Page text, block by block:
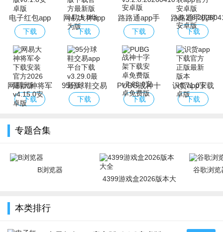
电子红包app
官方版
下载
网易大神app
华为版下载官
方最新版
下载
路路通app手
机版
下载
路路通手机时
刻表app官方
安卓版
下载
网易大神将军
令下载安装官
下载
95分球鞋交易
app平台下载
下载
PUBG战神十
字架下载安卓
下载
识货app下载
官方正版最新
下载
专题合集
B浏览器
4399游戏盒2026版本大
谷歌浏览
本类排行